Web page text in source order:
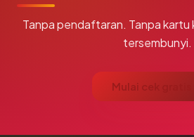
Tanpa pendaftaran. Tanpa
tersembunyi.
Mulai cek gratis